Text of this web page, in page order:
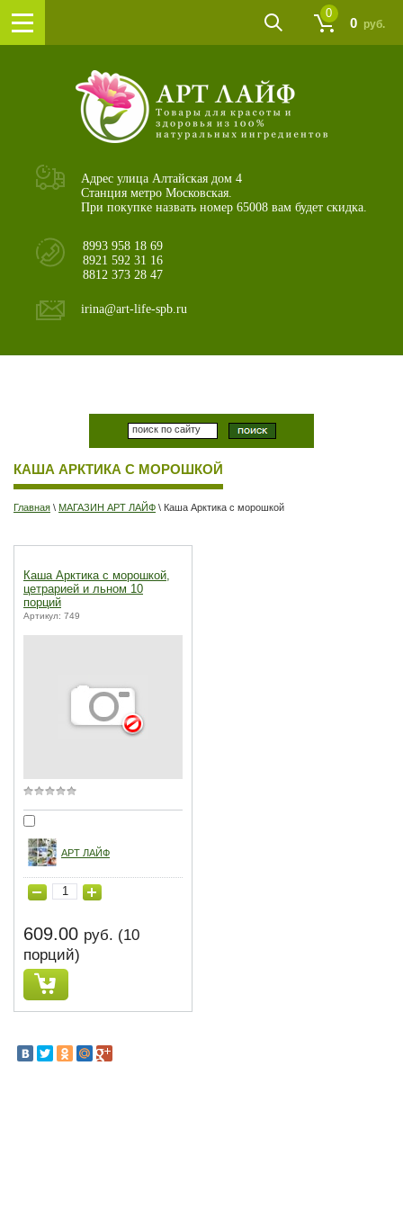
0 руб.
0
Адрес улица Алтайская дом 4
Станция метро Московская.
При покупке назвать номер 65008 вам будет скидка.
8993 958 18 69
8921 592 31 16
8812 373 28 47
irina@art-life-spb.ru
КАША АРКТИКА С МОРОШКОЙ
Главная \ МАГАЗИН АРТ ЛАЙФ \ Каша Арктика с морошкой
Каша Арктика с морошкой,
цетрарией и льном 10
порций
Артикул: 749
АРТ ЛАЙФ
609.00 руб. (10
порций)